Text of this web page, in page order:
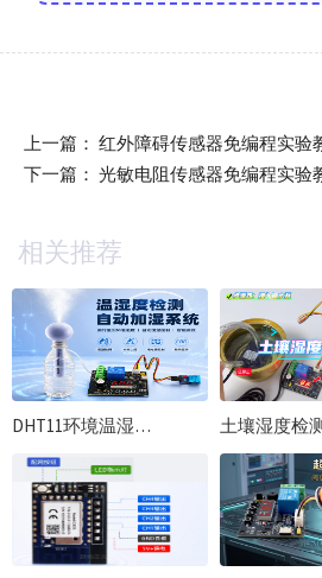
上一篇： 红外障碍传感器免编程实验
下一篇： 光敏电阻传感器免编程实验
相关推荐
DHT11环境温湿度检测实验上下限设置自动控制 加湿喷雾使用资料